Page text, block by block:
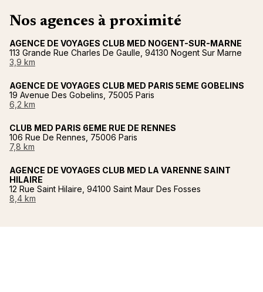
Nos agences à proximité
AGENCE DE VOYAGES CLUB MED NOGENT-SUR-MARNE
113 Grande Rue Charles De Gaulle, 94130 Nogent Sur Marne
3,9 km
AGENCE DE VOYAGES CLUB MED PARIS 5EME GOBELINS
19 Avenue Des Gobelins, 75005 Paris
6,2 km
CLUB MED PARIS 6EME RUE DE RENNES
106 Rue De Rennes, 75006 Paris
7,8 km
AGENCE DE VOYAGES CLUB MED LA VARENNE SAINT
HILAIRE
12 Rue Saint Hilaire, 94100 Saint Maur Des Fosses
8,4 km